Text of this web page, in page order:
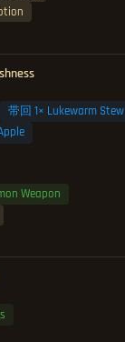
带回 1× Lukewarm Stew
Weapon